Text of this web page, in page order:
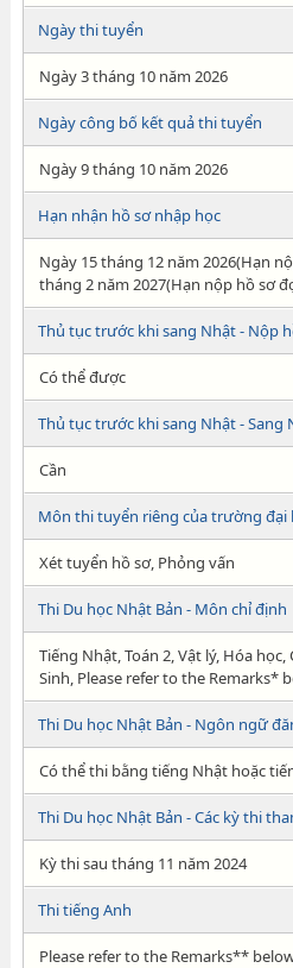
Ngày thi tuyển
Ngày 3 tháng 10 năm 2026
Ngày công bố kết quả thi tuyển
Ngày 9 tháng 10 năm 2026
Hạn nhận hồ sơ nhập học
Ngày 15 tháng 12 năm 2026(Hạn
tháng 2 năm 2027(Hạn nộp hồ sơ
Thủ tục trước khi sang Nhật - Nộp
Có thể được
Thủ tục trước khi sang Nhật - Sang
Cần
Môn thi tuyển riêng của trường đại
Xét tuyển hồ sơ, Phỏng vấn
Thi Du học Nhật Bản - Môn chỉ định
Tiếng Nhật, Toán 2, Vật lý, Hóa
Sinh, Please refer to the Remarks*
Thi Du học Nhật Bản - Ngôn ngữ
Có thể thi bằng tiếng Nhật hoặc
Thi Du học Nhật Bản - Các kỳ thi
Kỳ thi sau tháng 11 năm 2024
Thi tiếng Anh
Please refer to the Remarks**